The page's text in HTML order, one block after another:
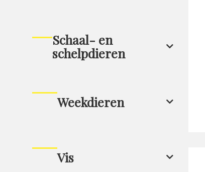
Schaal- en
schelpdieren
Weekdieren
Vis